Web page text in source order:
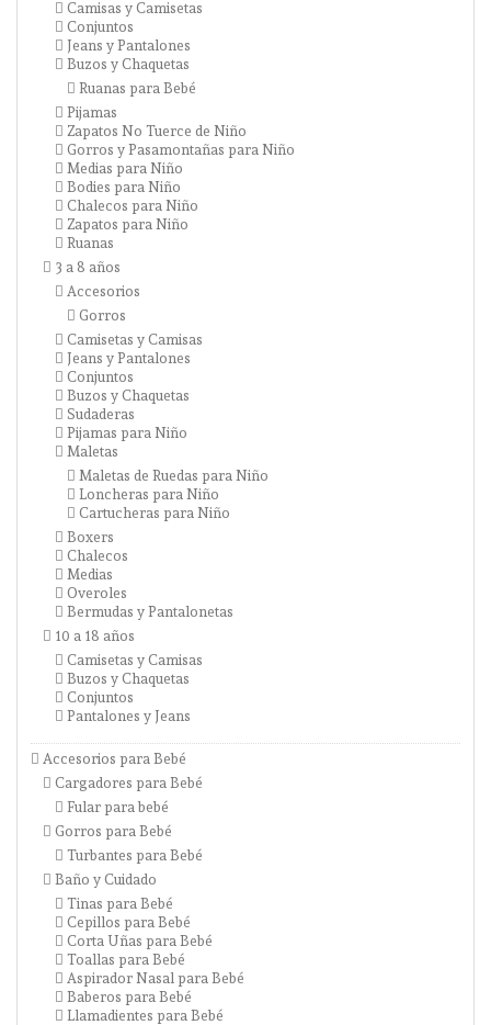
Camisas y Camisetas
Conjuntos
Jeans y Pantalones
Buzos y Chaquetas
Ruanas para Bebé
Pijamas
Zapatos No Tuerce de Niño
Gorros y Pasamontañas para Niño
Medias para Niño
Bodies para Niño
Chalecos para Niño
Zapatos para Niño
Ruanas
3 a 8 años
Accesorios
Gorros
Camisetas y Camisas
Jeans y Pantalones
Conjuntos
Buzos y Chaquetas
Sudaderas
Pijamas para Niño
Maletas
Maletas de Ruedas para Niño
Loncheras para Niño
Cartucheras para Niño
Boxers
Chalecos
Medias
Overoles
Bermudas y Pantalonetas
10 a 18 años
Camisetas y Camisas
Buzos y Chaquetas
Conjuntos
Pantalones y Jeans
Accesorios para Bebé
Cargadores para Bebé
Fular para bebé
Gorros para Bebé
Turbantes para Bebé
Baño y Cuidado
Tinas para Bebé
Cepillos para Bebé
Corta Uñas para Bebé
Toallas para Bebé
Aspirador Nasal para Bebé
Baberos para Bebé
Llamadientes para Bebé